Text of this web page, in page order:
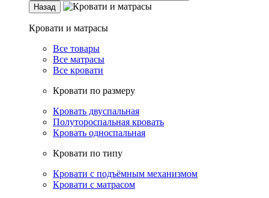
Назад
Кровати и матрасы
Все товары
Все матрасы
Все кровати
Кровати по размеру
Кровать двуспальная
Полутороспальная кровать
Кровать односпальная
Кровати по типу
Кровати с подъёмным механизмом
Кровати с матрасом